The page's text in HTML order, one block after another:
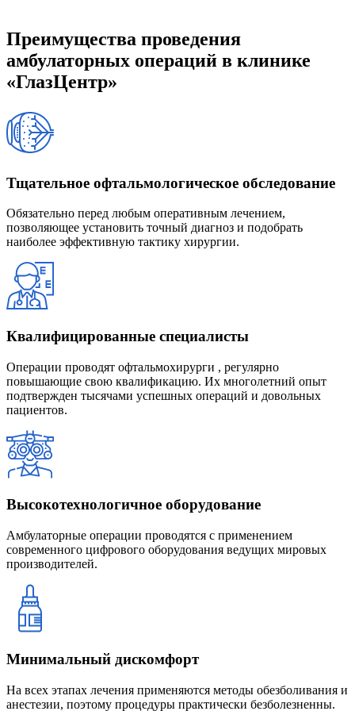
Преимущества проведения
амбулаторных операций в клинике
«ГлазЦентр»
Тщательное офтальмологическое обследование
Обязательно перед любым оперативным лечением,
позволяющее установить точный диагноз и подобрать
наиболее эффективную тактику хирургии.
Квалифицированные специалисты
Операции проводят офтальмохирурги , регулярно
повышающие свою квалификацию. Их многолетний опыт
подтвержден тысячами успешных операций и довольных
пациентов.
Высокотехнологичное оборудование
Амбулаторные операции проводятся с применением
современного цифрового оборудования ведущих мировых
производителей.
Минимальный дискомфорт
На всех этапах лечения применяются методы обезболивания и
анестезии, поэтому процедуры практически безболезненны.